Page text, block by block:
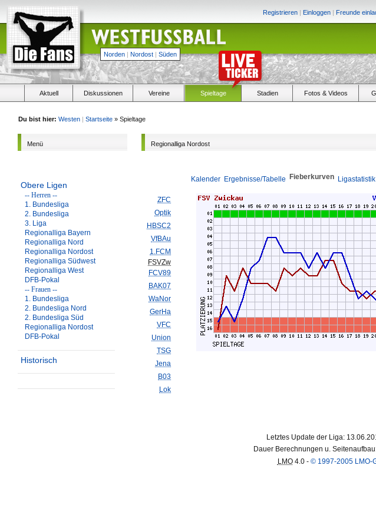
Registrieren | Einloggen | Freunde
Norden | Nordost | Süden
Aktuell Diskussionen Vereine Spieltage Stadien Fotos & Videos
Du bist hier: Westen | Startseite » Spieltage
Menü
Obere Ligen
-- Herren --
1. Bundesliga
2. Bundesliga
3. Liga
Regionalliga Bayern
Regionalliga Nord
Regionalliga Nordost
Regionalliga Südwest
Regionalliga West
DFB-Pokal
-- Frauen --
1. Bundesliga
2. Bundesliga Nord
2. Bundesliga Süd
Regionalliga Nordost
DFB-Pokal
Historisch
Regionalliga Nordost
Kalender Ergebnisse/Tabelle Fieberkurven Ligastatistik
ZFC
Optik
HBSC2
VfBAu
1.FCM
FSVZw
FCV89
BAK07
WaNor
GerHa
VFC
Union
TSG
Jena
B03
Lok
Letztes Update der Liga:
Dauer Berechnungen u.
LMO4.0 - © 1997-2005 LMO-